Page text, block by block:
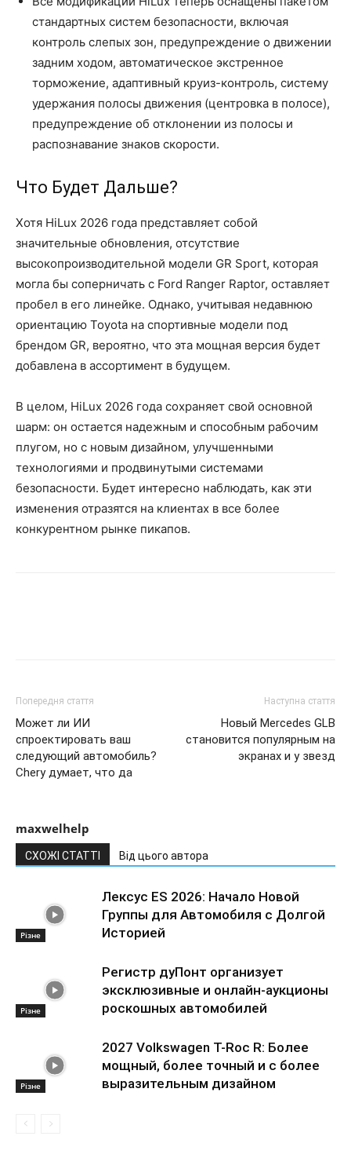
стандартных систем безопасности, включая
контроль слепых зон, предупреждение о движении
задним ходом, автоматическое экстренное
торможение, адаптивный круиз-контроль, систему
удержания полосы движения (центровка в полосе),
предупреждение об отклонении из полосы и
распознавание знаков скорости.
Что Будет Дальше?
Хотя HiLux 2026 года представляет собой
значительные обновления, отсутствие
высокопроизводительной модели GR Sport, которая
могла бы соперничать с Ford Ranger Raptor, оставляет
пробел в его линейке. Однако, учитывая недавнюю
ориентацию Toyota на спортивные модели под
брендом GR, вероятно, что эта мощная версия будет
добавлена ​​в ассортимент в будущем.
В целом, HiLux 2026 года сохраняет свой основной
шарм: он остается надежным и способным рабочим
плугом, но с новым дизайном, улучшенными
технологиями и продвинутыми системами
безопасности. Будет интересно наблюдать, как эти
изменения отразятся на клиентах в все более
конкурентном рынке пикапов.
Попередня стаття
Может ли ИИ
спроектировать ваш
следующий автомобиль?
Chery думает, что да
Наступна стаття
Новый Mercedes GLB
становится популярным на
экранах и у звезд
maxwelhelp
СХОЖІ СТАТТІ Від цього автора
Різне
Лексус ES 2026: Начало Новой
Группы для Автомобиля с Долгой
Историей
Різне
Регистр дуПонт организует
эксклюзивные и онлайн-аукционы
роскошных автомобилей
Різне
2027 Volkswagen T-Roc R: Более
мощный, более точный и с более
выразительным дизайном